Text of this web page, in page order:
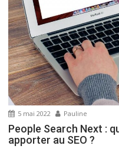
d
e
l
’
a
r
t
i
c
5 mai 2022 Pauline
People Search Next :
apporter au SEO ?